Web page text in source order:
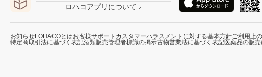
ロハコアプリについて
お知らせLOHACOとはお客様サポート カスタマーハラスメントに対する基本方針ご利用上
特定商取引法に基づく表記酒類販売管理者標識の掲示古物営業法に基づく表記医薬品の販